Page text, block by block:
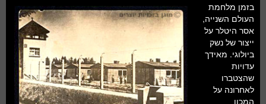
בזמן מלחמת
העולם השנייה,
אסר היטלר על
ייצור של נשק
ביולוגי. מאידך
עדויות
שהצטברו
לאחרונה על
המכון